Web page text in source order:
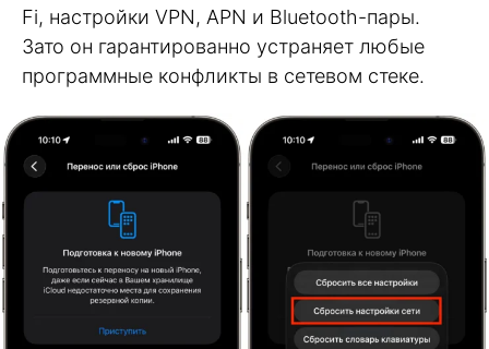
Fi, настройки VPN, APN и Bluetooth-пары.
Зато он гарантированно устраняет любые
программные конфликты в сетевом стеке.